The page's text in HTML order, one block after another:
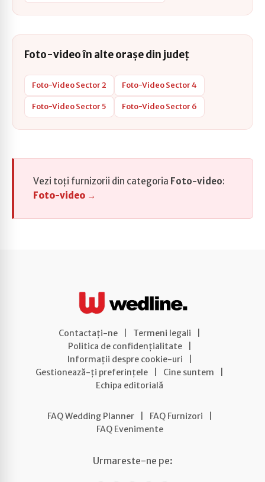
Foto-video în alte orașe din județ
Foto-Video Sector 2 Foto-Video Sector 4
Foto-Video Sector 5 Foto-Video Sector 6
Vezi toți furnizorii din categoria Foto-video:
Foto-video →
Contactați-ne Termeni legali
Politica de confidențialitate
Informații despre cookie-uri
Gestionează-ți preferințele
Cine suntem
Echipa editorială
FAQ Wedding Planner FAQ Furnizori
FAQ Evenimente
Urmareste-ne pe: